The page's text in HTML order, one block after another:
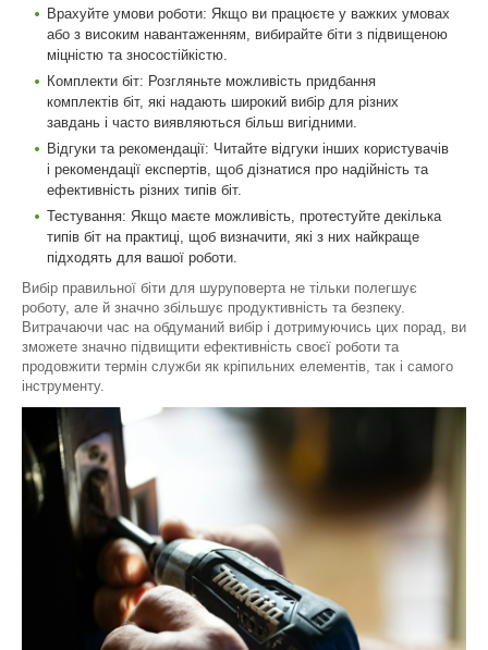
Врахуйте умови роботи: Якщо ви працюєте у важких умовах
або з високим навантаженням, вибирайте біти з підвищеною
міцністю та зносостійкістю.
Комплекти біт: Розгляньте можливість придбання
комплектів біт, які надають широкий вибір для різних
завдань і часто виявляються більш вигідними.
Відгуки та рекомендації: Читайте відгуки інших користувачів
і рекомендації експертів, щоб дізнатися про надійність та
ефективність різних типів біт.
Тестування: Якщо маєте можливість, протестуйте декілька
типів біт на практиці, щоб визначити, які з них найкраще
підходять для вашої роботи.
Вибір правильної біти для шуруповерта не тільки полегшує
роботу, але й значно збільшує продуктивність та безпеку.
Витрачаючи час на обдуманий вибір і дотримуючись цих порад, ви
зможете значно підвищити ефективність своєї роботи та
продовжити термін служби як кріпильних елементів, так і самого
інструменту.